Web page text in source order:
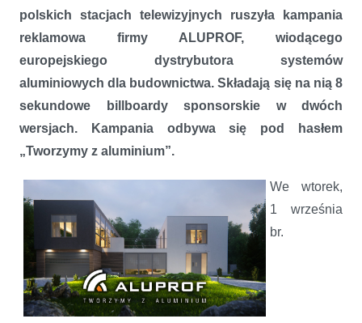
polskich stacjach telewizyjnych ruszyła kampania
reklamowa firmy ALUPROF, wiodącego
europejskiego dystrybutora systemów
aluminiowych dla budownictwa. Składają się na nią 8
sekundowe billboardy sponsorskie w dwóch
wersjach. Kampania odbywa się pod hasłem
„Tworzymy z aluminium”.
We wtorek,
1 września
br.